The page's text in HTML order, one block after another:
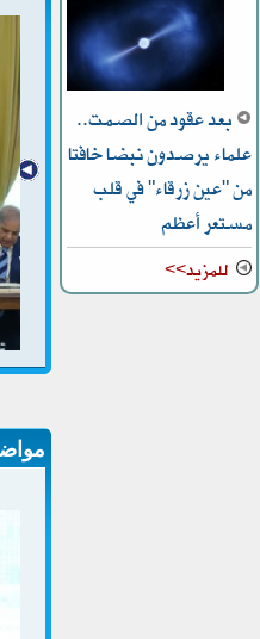
بعد عقود من الصمت..
علماء يرصدون نبضا خافتا
من "عين زرقاء" في قلب
مستعر أعظم
للمزيد>>